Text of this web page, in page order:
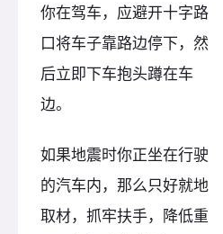
你在驾车，应避开十字路
口将车子靠路边停下，然
后立即下车抱头蹲在车
边。
如果地震时你正坐在行驶
的汽车内，那么只好就地
取材，抓牢扶手，降低重